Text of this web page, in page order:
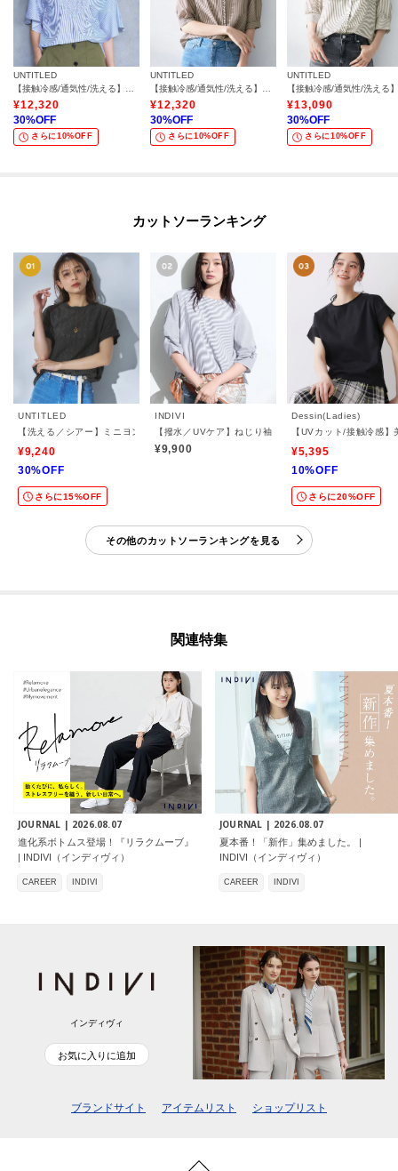
UNTITLED
【接触冷感/通気性/洗える】Vネックフリルブラウス
¥12,320
30%OFF
さらに10%OFF
UNTITLED
【接触冷感/通気性/洗える】スタンドカラーフリルブラウス
¥12,320
30%OFF
さらに10%OFF
UNTITLED
¥13,090
30%OFF
さらに10%OFF
カットソーランキング
UNTITLED
【洗える／シアー】ミニヨンレースプルオーバー
¥9,240
30%OFF
さらに15%OFF
INDIVI
【撥水／UVケア】ねじり袖サッカートップス
¥9,900
Dessin(Ladies)
【UVカット/接触冷感
¥5,395
10%OFF
さらに20%OFF
その他のカットソーランキングを見る
関連特集
JOURNAL | 2026.08.07
進化系ボトムス登場！『リラクムーブ』
| INDIVI（インディヴィ）
CAREER INDIVI
JOURNAL | 2026.08.07
夏本番！「新作」集めました。 |
INDIVI（インディヴィ）
CAREER INDIVI
インディヴィ
お気に入りに追加
ブランドサイト アイテムリスト ショップリスト